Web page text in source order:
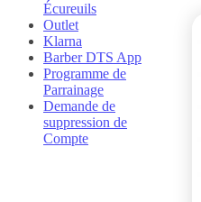
Écureuils
Outlet
Klarna
Barber DTS App
Programme de
Parrainage
Demande de
suppression de
Compte